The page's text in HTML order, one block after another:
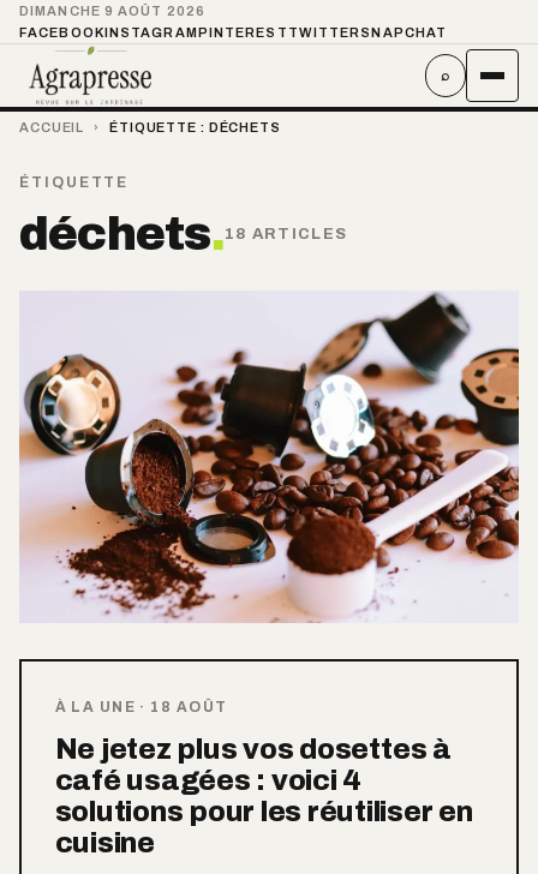
DIMANCHE 9 AOÛT 2026
FACEBOOKINSTAGRAMPINTEREST TWITTER SNAPCHAT
⌕
ACCUEIL › ÉTIQUETTE : DÉCHETS
ÉTIQUETTE
déchets.18 ARTICLES
À LA UNE · 18 AOÛT
Ne jetez plus vos dosettes à
café usagées : voici 4
solutions pour les réutiliser en
cuisine